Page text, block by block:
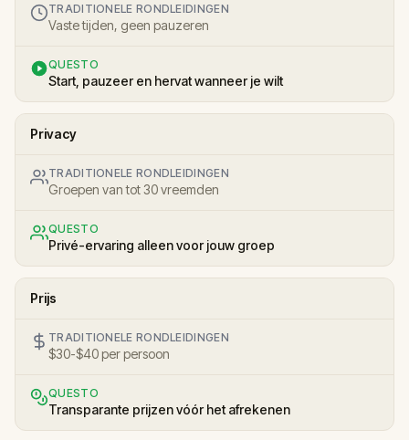
TRADITIONELE RONDLEIDINGEN
Vaste tijden, geen pauzeren
QUESTO
Start, pauzeer en hervat wanneer je wilt
Privacy
TRADITIONELE RONDLEIDINGEN
Groepen van tot 30 vreemden
QUESTO
Privé-ervaring alleen voor jouw groep
Prijs
TRADITIONELE RONDLEIDINGEN
$30-$40 per persoon
QUESTO
Transparante prijzen vóór het afrekenen